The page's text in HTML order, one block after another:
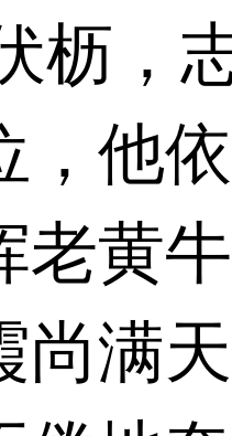
枥，
，他
老黄
尚满